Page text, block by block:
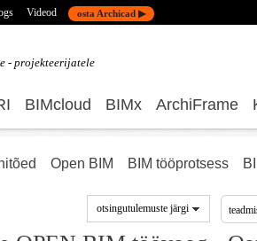
Videod osta Archicad ▶
- projekteerijatele
BIMcloud BIMx ArchiFrame
Open BIM BIM tööprotsess
otsingutulemuste järgi